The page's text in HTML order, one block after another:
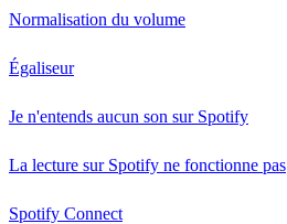
Normalisation du volume
Égaliseur
Je n'entends aucun son sur Spotify
La lecture sur Spotify ne fonctionne pas
Spotify Connect